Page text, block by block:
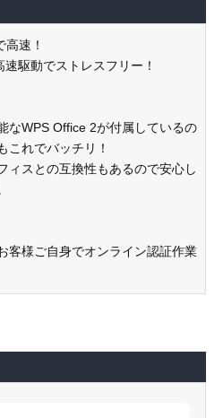
速！
駆動でストレスフリー！
なWPS Office 2が付属しているの
これでバッチリ！
ィスとの互換性もあるので安心し
客様ご自身でオンライン認証作業